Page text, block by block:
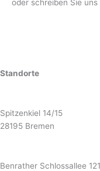
oder schreiben Sie
Standorte
Spitzenkiel 14/15
28195 Bremen
Benrather Schlossallee 121